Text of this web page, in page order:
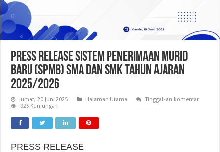
PRESS RELEASE SISTEM PENERIMAAN MURID
BARU (SPMB) SMA DAN SMK TAHUN AJARAN
2025/2026
Jumat, 20 Juni 2025 Halaman Utama
Tinggalkan komentar
925 Kunjungan
PRESS RELEASE